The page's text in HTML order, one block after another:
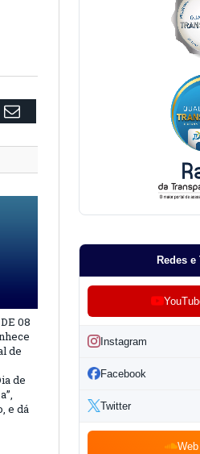
Email
08
de
de
e dá
Redes e
Instagram
Facebook
Twitter